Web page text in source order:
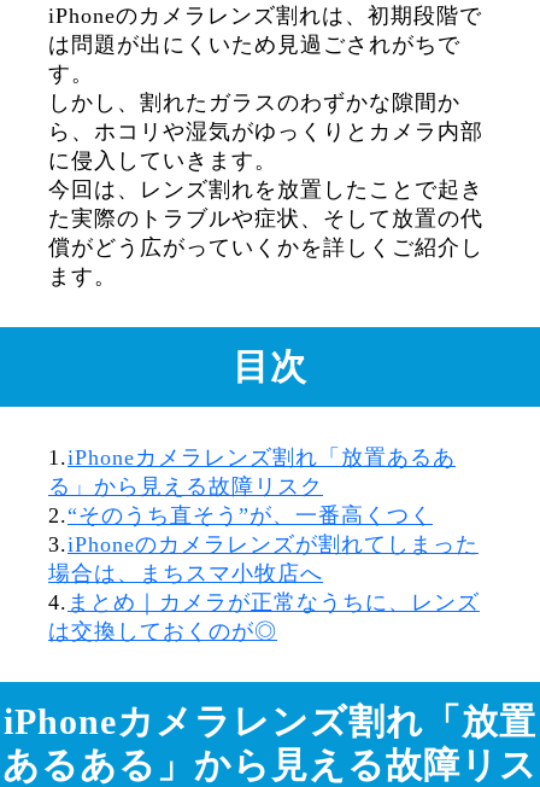
iPhoneのカメラレンズ割れは、初期段階で
は問題が出にくいため見過ごされがちで
す。
しかし、割れたガラスのわずかな隙間か
ら、ホコリや湿気がゆっくりとカメラ内部
に侵入していきます。
今回は、レンズ割れを放置したことで起き
た実際のトラブルや症状、そして放置の代
償がどう広がっていくかを詳しくご紹介し
ます。
目次
1.iPhoneカメラレンズ割れ「放置あるあ
る」から見える故障リスク
2.“そのうち直そう”が、一番高くつく
3.iPhoneのカメラレンズが割れてしまった
場合は、まちスマ小牧店へ
4. まとめ｜カメラが正常なうちに、レンズ
は交換しておくのが◎
iPhoneカメラレンズ割れ「放置
あるある」から見える故障リス